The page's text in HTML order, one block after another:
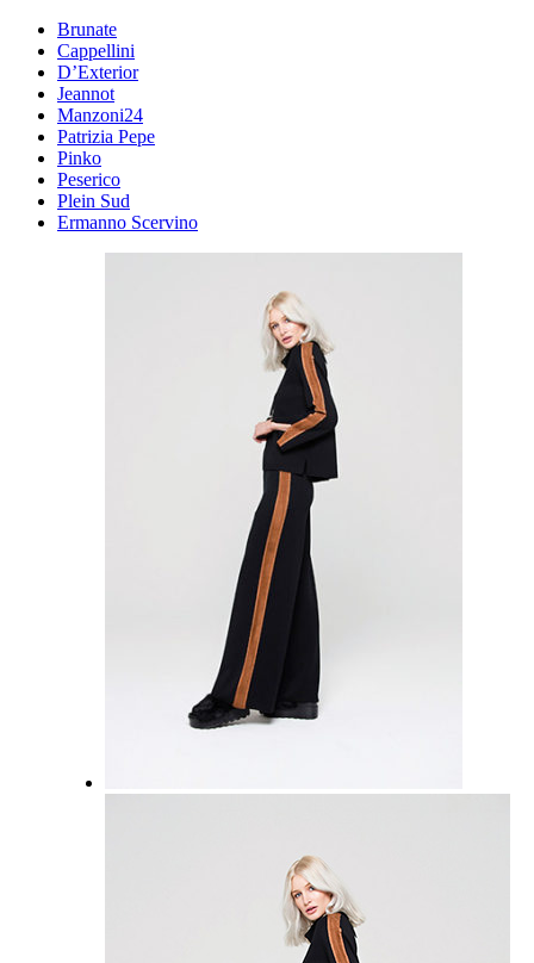
Brunate
Cappellini
D’Exterior
Jeannot
Manzoni24
Patrizia Pepe
Pinko
Peserico
Plein Sud
Ermanno Scervino